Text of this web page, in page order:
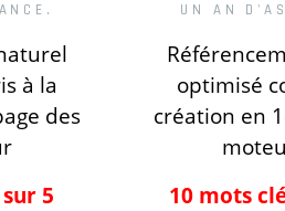
à la
des
5
UN AN
optimisé
création en
10 mots